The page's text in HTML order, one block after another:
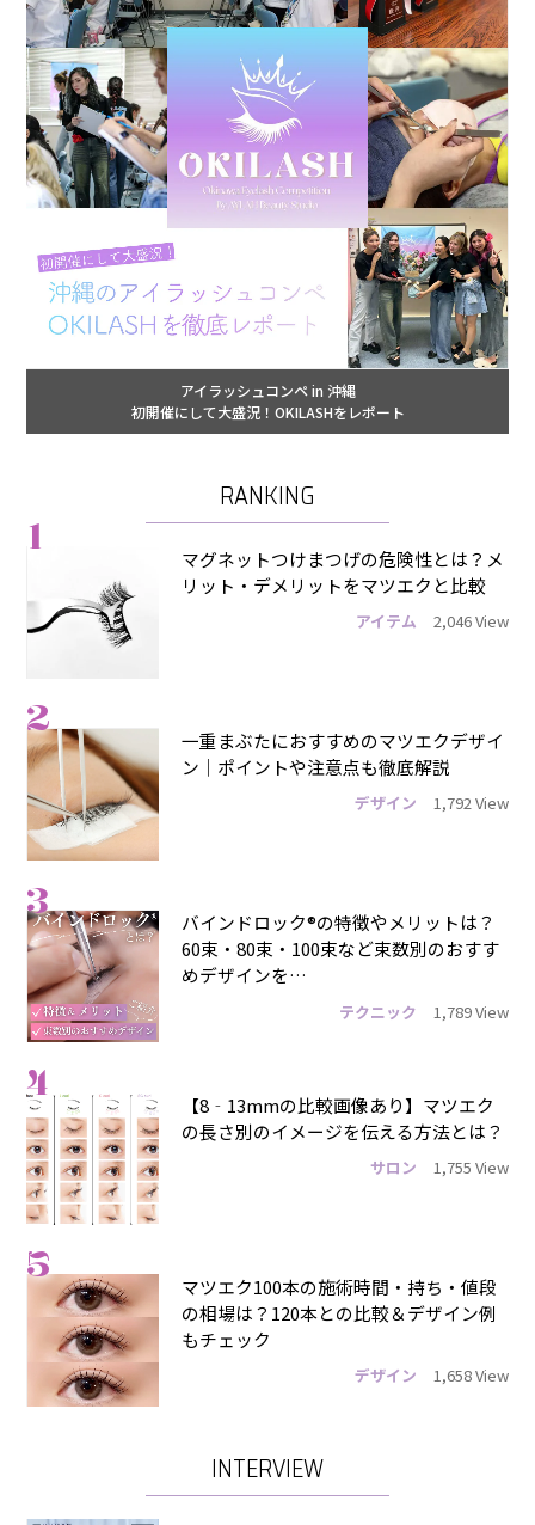
アイラッシュコンペ in 沖縄
初開催にして大盛況！OKILASHをレポート
RANKING
1
マグネットつけまつげの危険性とは？メ
リット・デメリットをマツエクと比較
アイテム 2,046 View
2
一重まぶたにおすすめのマツエクデザイ
ン｜ポイントや注意点も徹底解説
デザイン 1,792 View
3
バインドロック®の特徴やメリットは？
60束・80束・100束など束数別のおすす
めデザインを…
テクニック 1,789 View
4
【8‐13mmの比較画像あり】マツエク
の長さ別のイメージを伝える方法とは？
サロン 1,755 View
5
マツエク100本の施術時間・持ち・値段
の相場は？120本との比較＆デザイン例
もチェック
デザイン 1,658 View
INTERVIEW